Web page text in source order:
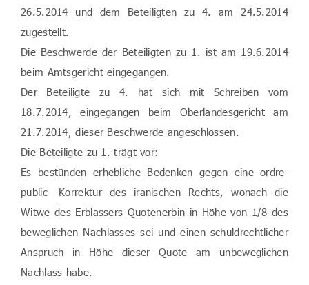
26.5.2014 und dem Beteiligten zu 4. am 24.5.2014
zugestellt.
Die Beschwerde der Beteiligten zu 1. ist am 19.6.2014
beim Amtsgericht eingegangen.
Der Beteiligte zu 4. hat sich mit Schreiben vom
18.7.2014, eingegangen beim Oberlandesgericht am
21.7.2014, dieser Beschwerde angeschlossen.
Die Beteiligte zu 1. trägt vor:
Es bestünden erhebliche Bedenken gegen eine ordre-
public- Korrektur des iranischen Rechts, wonach die
Witwe des Erblassers Quotenerbin in Höhe von 1/8 des
beweglichen Nachlasses sei und einen schuldrechtlicher
Anspruch in Höhe dieser Quote am unbeweglichen
Nachlass habe.